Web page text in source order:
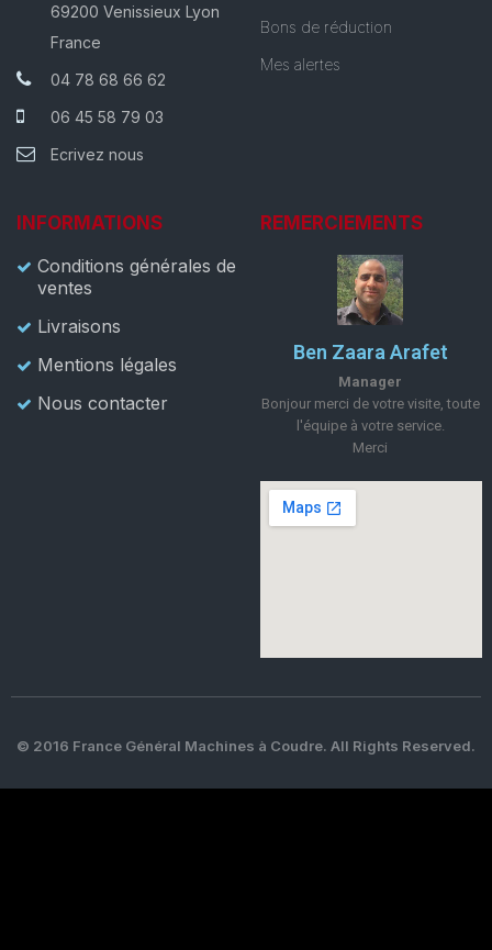
69200 Venissieux Lyon
France
04 78 68 66 62
06 45 58 79 03
Ecrivez nous
Bons de réduction
Mes alertes
INFORMATIONS
Conditions générales de
ventes
Livraisons
Mentions légales
Nous contacter
REMERCIEMENTS
Ben Zaara Arafet
Manager
Bonjour merci de votre visite, toute
l'équipe à votre service.
Merci
© 2016 France Général Machines à Coudre. All Rights Reserved.